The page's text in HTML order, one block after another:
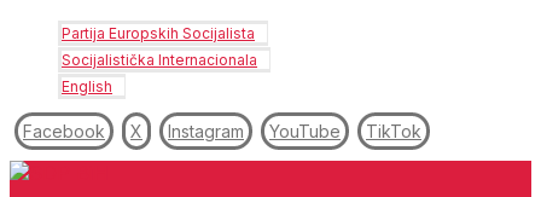
Partija Europskih Socijalista
Socijalistička Internacionala
English
Facebook X Instagram YouTube TikTok